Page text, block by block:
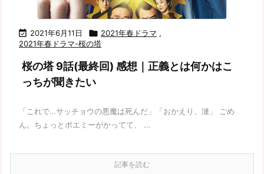
 2021年6月11日  2021年春ドラマ ,
2021年春ドラマ-桜の塔
桜の塔 9話(最終回) 感想｜正義とは何かはこ
っちが聞きたい
「これで…サッチョウの悪魔は死んだ」「おかえり、漣」 ごめ
ん。ちょっとポエミーがかってて、 ...
記事を読む